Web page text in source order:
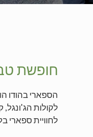
חופשת
הספארי בהודו
לקולות הג'ונגל,
לחוויית ספארי